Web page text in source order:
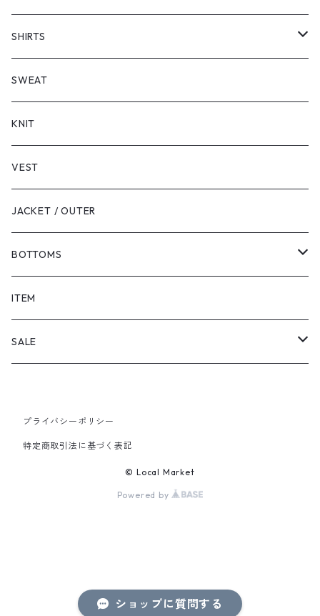
ショップに質問する
SHORT SLEEVE
LONG SLEEVE
SHIRTS
SHORT SLEEVE
LONG SLEEVE
SWEAT
KNIT
VEST
JACKET / OUTER
BOTTOMS
SHORTS
PANTS
ITEM
SALE
PANTS
プライバシーポリシー
特定商取引法に基づく表記
© Local Market
Powered by